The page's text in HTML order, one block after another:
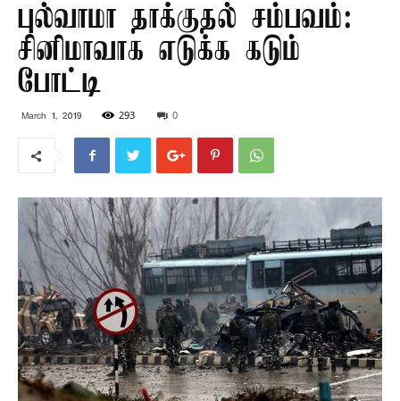
புல்வாமா தாக்குதல் சம்பவம்:
சினிமாவாக எடுக்க கடும்
போட்டி
March 1, 2019 293 0